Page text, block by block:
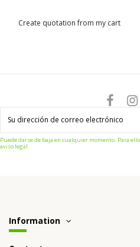
Create quotation from my cart
Puede darse de baja en cualquier momento. Para
aviso legal.
Information